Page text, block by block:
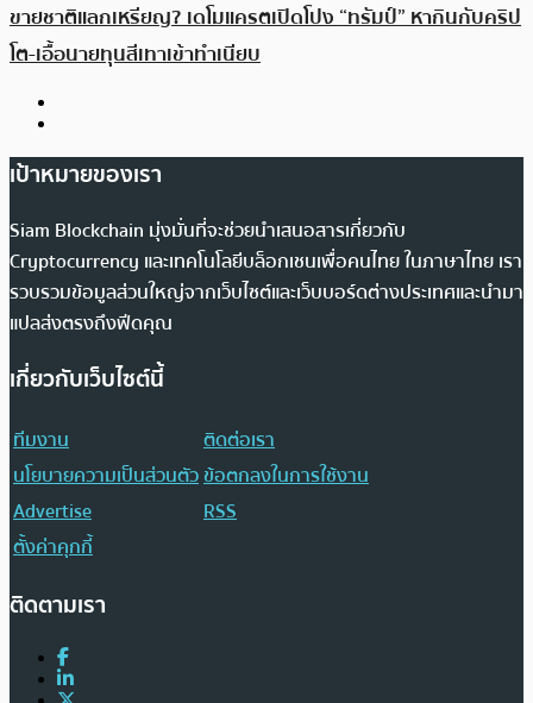
ขายชาติแลกเหรียญ? เดโมแครตเปิดโปง “ทรัมป์” หากินกับคริป
โต-เอื้อนายทุนสีเทาเข้าทำเนียบ
เป้าหมายของเรา
Siam Blockchain มุ่งมั่นที่จะช่วยนำเสนอสารเกี่ยวกับ
Cryptocurrency และเทคโนโลยีบล็อกเชนเพื่อคนไทย ในภาษาไทย เรา
รวบรวมข้อมูลส่วนใหญ่จากเว็บไซต์และเว็บบอร์ดต่างประเทศและนำมา
แปลส่งตรงถึงฟีดคุณ
เกี่ยวกับเว็บไซต์นี้
ทีมงาน
ติดต่อเรา
นโยบายความเป็นส่วนตัวข้อตกลงในการใช้งาน
Advertise
RSS
ตั้งค่าคุกกี้
ติดตามเรา